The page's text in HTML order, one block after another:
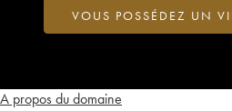
A propos du domaine
VOUS POSSÉDEZ UN